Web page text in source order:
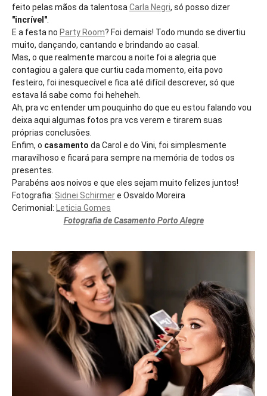
feito pelas mãos da talentosa Carla Negri, só posso dizer
"incrível"
E a festa no Party Room? Foi demais! Todo mundo se divertiu
muito, dançando, cantando e brindando ao casal.
Mas, o que realmente marcou a noite foi a alegria que
contagiou a galera que curtiu cada momento, eita povo
festeiro, foi inesquecível e fica até difícil descrever, só que
estava lá sabe como foi heheheh.
Ah, pra vc entender um pouquinho do que eu estou falando vou
deixa aqui algumas fotos pra vcs verem e tirarem suas
próprias conclusões.
Enfim, o casamento da Carol e do Vini, foi simplesmente
maravilhoso e ficará para sempre na memória de todos os
presentes.
Parabéns aos noivos e que eles sejam muito felizes juntos!
Fotografia: Sidnei Schirmere Osvaldo Moreira
Cerimonial:
Leticia Gomes
Fotografia de Casamento Porto Alegre